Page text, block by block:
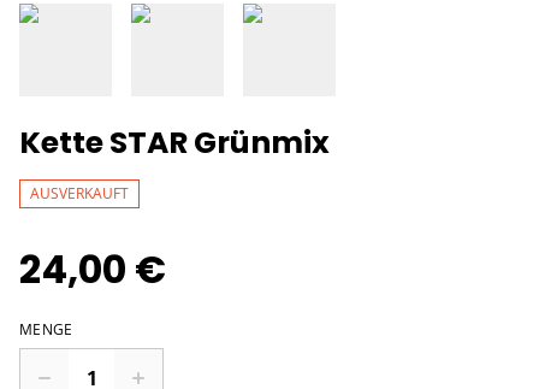
Kette STAR Grünmix
AUSVERKAUFT
24,00 €
MENGE